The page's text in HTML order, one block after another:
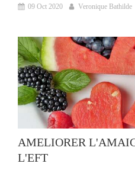
09 Oct 2020 Veronique Bathilde
AMELIORER
L'EFT